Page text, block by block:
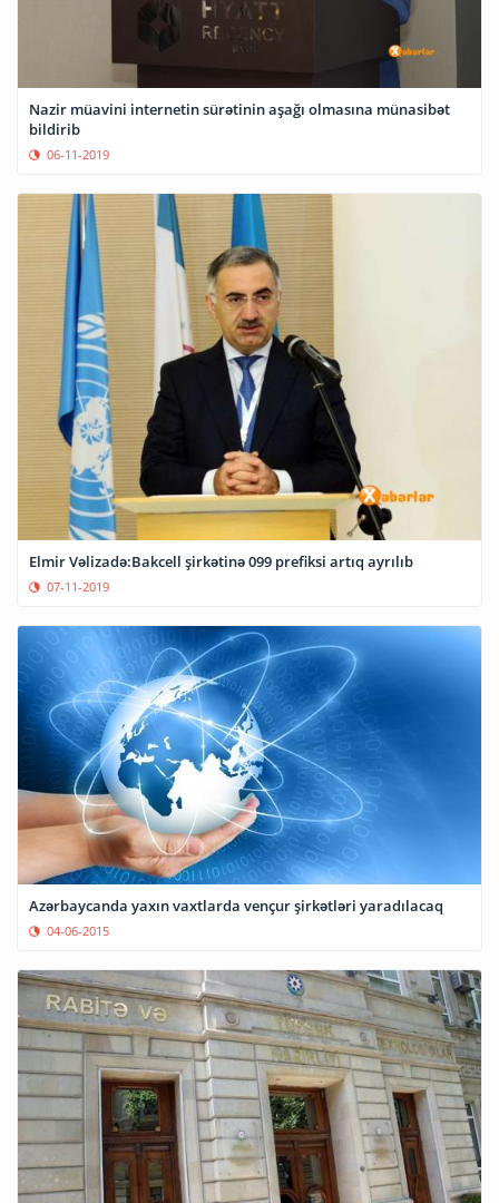
Nazir müavini internetin sürətinin aşağı olmasına münasibət
bildirib
06-11-2019
Elmir Vəlizadə:Bakcell şirkətinə 099 prefiksi artıq ayrılıb
07-11-2019
Azərbaycanda yaxın vaxtlarda vençur şirkətləri yaradılacaq
04-06-2015